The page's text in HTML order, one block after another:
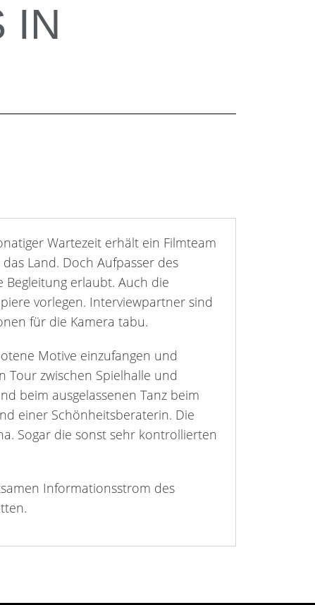
IN
Wartezeit erhält ein Filmteam
Land. Doch Aufpasser des
Begleitung erlaubt. Auch die
vorlegen. Interviewpartner sind
für die Kamera tabu.
Motive einzufangen und
Tour zwischen Spielhalle und
beim ausgelassenen Tanz beim
einer Schönheitsberaterin. Die
Sogar die sonst sehr kontrollierten
Informationsstrom des